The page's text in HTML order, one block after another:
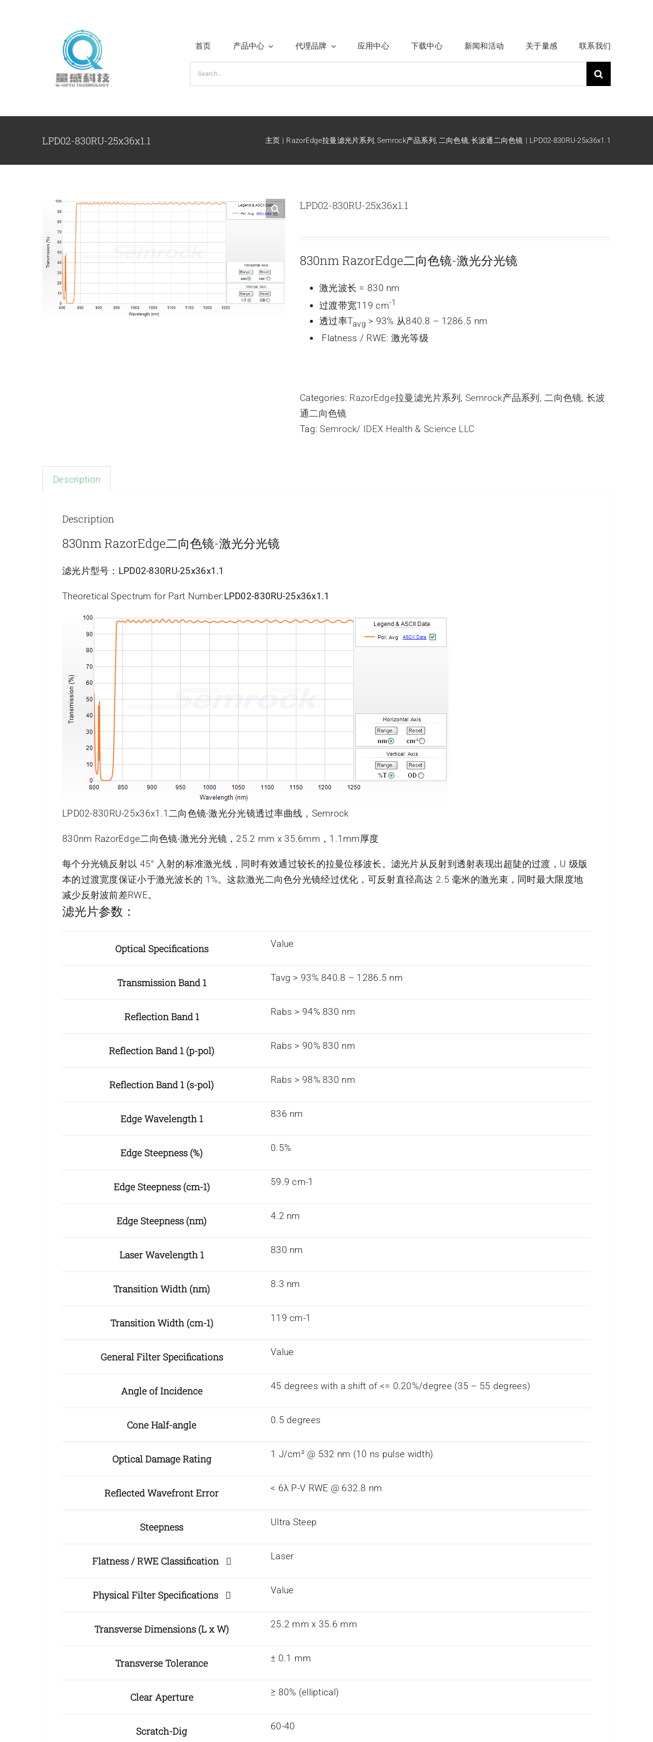
首页 产品中心 代理品牌 应用中心 下载中心 新闻和活动 关于量感 联系我们
索：
LPD02-830RU-25x36x1.1 主页 RazorEdge拉曼滤光片系列 Semrock产品系列 二向色镜 长波通二向色镜 LPD02-830RU-25x36x1.1
LPD02-830RU-25x36x1.1
830nm RazorEdge二向色镜-激光分光镜
激光波长 = 830 nm
过渡带宽119 cm-1
透过率Tavg > 93% 从840.8 – 1286.5 nm
Flatness / RWE: 激光等级
Categories: RazorEdge拉曼滤光片系列 , Semrock产品系列 ,二向色镜, 长波
通二向色镜
Tag:Semrock/ IDEX Health & Science LLC
Description
Description
830nm RazorEdge二向色镜-激光分光镜
滤光片型号： LPD02-830RU-25x36x1.1
Theoretical Spectrum for Part Number:LPD02-830RU-25x36x1.1
LPD02-830RU-25x36x1.1二向色镜-激光分光镜透过率曲线，Semrock
830nm RazorEdge二向色镜-激光分光镜，25.2 mm x 35.6mm，1.1mm厚度
每个分光镜反射以 45° 入射的标准激光线，同时有效通过较长的拉曼位移波长。滤光片从反射到透射表现出超陡的过渡，U 级版
本的过渡宽度保证小于激光波长的 1%。这款激光二向色分光镜经过优化，可反射直径高达 2.5 毫米的激光束，同时最大限度地
减少反射波前差RWE。
滤光片参数：
Optical Specifications Value
Transmission Band 1 Tavg > 93% 840.8 – 1286.5 nm
Reflection Band 1 Rabs > 94% 830 nm
Reflection Band 1 (p-pol) Rabs > 90% 830 nm
Reflection Band 1 (s-pol) Rabs > 98% 830 nm
Edge Wavelength 1 836 nm
Edge Steepness (%) 0.5%
Edge Steepness (cm-1) 59.9 cm-1
Edge Steepness (nm) 4.2 nm
Laser Wavelength 1 830 nm
Transition Width (nm) 8.3 nm
Transition Width (cm-1) 119 cm-1
General Filter Specifications Value
Angle of Incidence 45 degrees with a shift of <= 0.20%/degree (35 – 55 degrees)
Cone Half-angle 0.5 degrees
Optical Damage Rating 1 J/cm² @ 532 nm (10 ns pulse width)
Reflected Wavefront Error < 6λ P-V RWE @ 632.8 nm
Steepness Ultra Steep
Flatness / RWE Classification Laser
Physical Filter Specifications Value
Transverse Dimensions (L x W) 25.2 mm x 35.6 mm
Transverse Tolerance ± 0.1 mm
Clear Aperture ≥ 80% (elliptical)
Scratch-Dig 60-40